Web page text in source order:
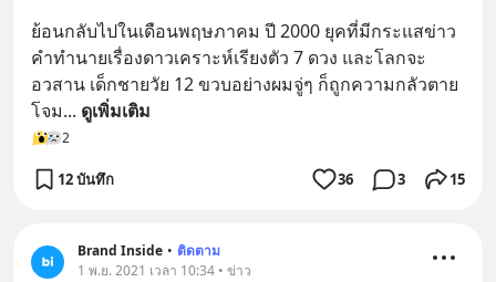
ย้อนกลับไปในเดือนพฤษภาคม ปี 2000 ยุคที่มีกระแสข่าว
คำทำนายเรื่องดาวเคราะห์เรียงตัว 7 ดวง และโลกจะ
อวสาน เด็กชายวัย 12 ขวบอย่างผมจู่ๆ ก็ถูกความกลัวตาย
โจม... ดูเพิ่มเติม
2
12 บันทึก 36 3 15
Brand Inside • ติดตาม
1 พ.ย. 2021 เวลา 10:34 • ข่าว